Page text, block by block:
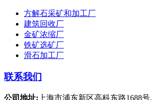
方解石采矿和加工厂
建筑回收厂
金矿浓缩厂
铁矿选矿厂
滑石加工厂
联系我们
公司地址: 上海市浦东新区高科东路1688号.